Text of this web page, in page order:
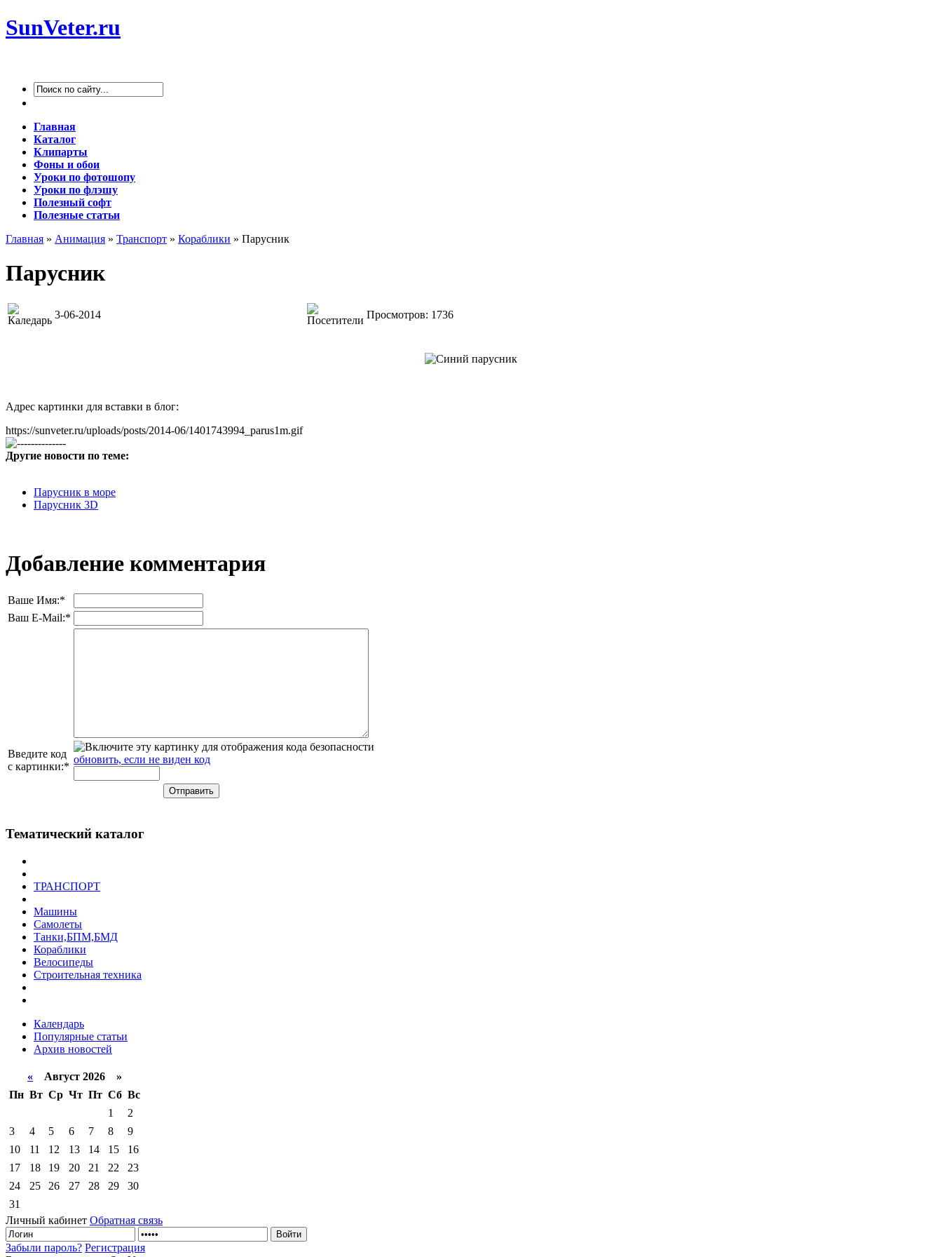
SunVeter.ru
Главная
Каталог
Клипарты
Фоны и обои
Уроки по фотошопу
Уроки по флэшу
Полезный софт
Полезные статьи
Главная » Анимация » Транспорт » Кораблики » Парусник
Парусник
3-06-2014 Просмотров: 1736
Адрес картинки для вставки в блог:
https://sunveter.ru/uploads/posts/2014-06/1401743994_parus1m.gif
Другие новости по теме:
Парусник в море
Парусник 3D
Добавление комментария
Ваше Имя:*
Ваш E-Mail:*
Введите код
с картинки:*
обновить, если не виден код
Тематический каталог
ТРАНСПОРТ
Машины
Самолеты
Танки,БПМ,БМД
Кораблики
Велосипеды
Строительная техника
Календарь
Популярные статьи
Архив новостей
« Август 2026 »
Пн Вт Ср Чт Пт Сб Вс
1
2
3
4 5 6 7 8
9
10
11 12 13 14 15
16
17
18 19 20 21 22
23
24
25 26 27 28 29
30
31
Личный кабинет Обратная связь
Забыли пароль? Регистрация